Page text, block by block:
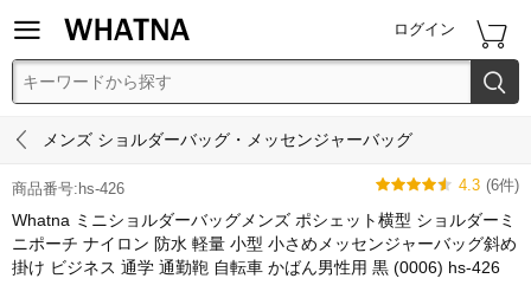
 ログイン 

 メンズ ショルダーバッグ・メッセンジャーバッグ
商品番号:hs-426 
 4.3 (6件)
Whatna ミニショルダーバッグメンズ ポシェット横型 ショルダーミ
ニポーチ ナイロン 防水 軽量 小型 小さめメッセンジャーバッグ斜め
掛け ビジネス 通学 通勤鞄 自転車 かばん男性用 黒 (0006) hs-426